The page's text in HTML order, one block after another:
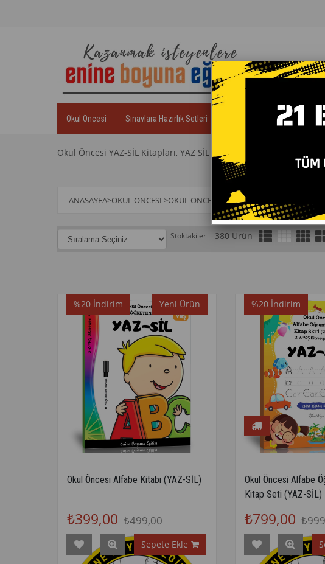
Okul Öncesi Sınavlara Hazırlık Setleri Zeka Eğitim Setleri
Okul Öncesi YAZ-SİL Kitapları, YAZ SİL Kitapları, Bitmeyen Kitap,
ANASAYFA>OKUL ÖNCESI >OKUL ÖNCESI YAZ-SİL KITAPLARI
Stoktakiler 380 Ürün
Okul Öncesi Alfabe Kitabı (YAZ-SİL)
₺399,00 ₺499,00
Sepete Ekle
%20 İndirim Yeni Ürün
Okul Öncesi Alfabe
Kitap Seti (YAZ-SİL)
₺799,00
%20 İndirim